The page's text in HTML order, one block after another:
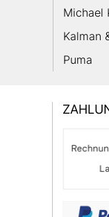
Michael
Kalman
Puma